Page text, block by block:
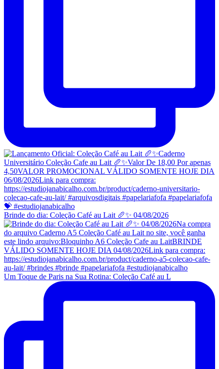
Brinde do dia: Coleção Café au Lait 🥖✨ 04/08/2026
Um Toque de Paris na Sua Rotina: Coleção Café au L